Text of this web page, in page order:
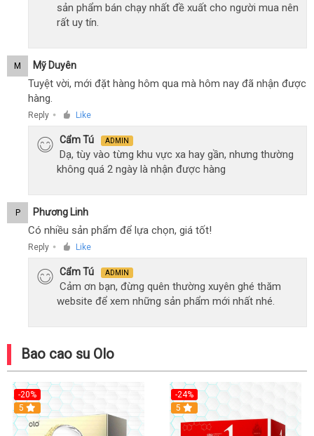
sản phẩm bán chạy nhất đề xuất cho người mua nên
rất uy tín.
M Mỹ Duyên
Tuyệt vời, mới đặt hàng hôm qua mà hôm nay đã nhận được
hàng.
Reply ● Like
Cẩm Tú ADMIN
Dạ, tùy vào từng khu vực xa hay gần, nhưng thường
không quá 2 ngày là nhận được hàng
P Phương Linh
Có nhiều sản phẩm để lựa chọn, giá tốt!
Reply ● Like
Cẩm Tú ADMIN
Cảm ơn bạn, đừng quên thường xuyên ghé thăm
website để xem những sản phẩm mới nhất nhé.
Bao cao su Olo
-20%
Hot
5
-24%
Hot
5